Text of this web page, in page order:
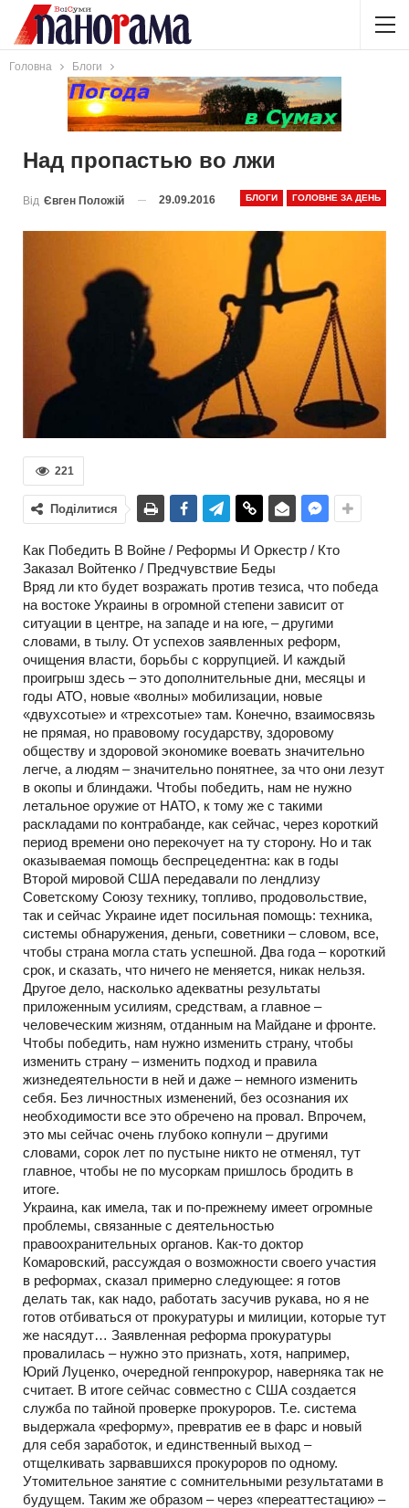
Головна Блоги
Над пропастью во лжи
БЛОГИ ГОЛОВНЕ ЗА ДЕНЬ
Від Євген Положій 29.09.2016
221
Поділитися
Как Победить В Войне / Реформы И Оркестр / Кто
Заказал Войтенко / Предчувствие Беды
Вряд ли кто будет возражать против тезиса, что победа
на востоке Украины в огромной степени зависит от
ситуации в центре, на западе и на юге, – другими
словами, в тылу. От успехов заявленных реформ,
очищения власти, борьбы с коррупцией. И каждый
проигрыш здесь – это дополнительные дни, месяцы и
годы АТО, новые «волны» мобилизации, новые
«двухсотые» и «трехсотые» там. Конечно, взаимосвязь
не прямая, но правовому государству, здоровому
обществу и здоровой экономике воевать значительно
легче, а людям – значительно понятнее, за что они лезут
в окопы и блиндажи. Чтобы победить, нам не нужно
летальное оружие от НАТО, к тому же с такими
раскладами по контрабанде, как сейчас, через короткий
период времени оно перекочует на ту сторону. Но и так
оказываемая помощь беспрецедентна: как в годы
Второй мировой США передавали по лендлизу
Советскому Союзу технику, топливо, продовольствие,
так и сейчас Украине идет посильная помощь: техника,
системы обнаружения, деньги, советники – словом, все,
чтобы страна могла стать успешной. Два года – короткий
срок, и сказать, что ничего не меняется, никак нельзя.
Другое дело, насколько адекватны результаты
приложенным усилиям, средствам, а главное –
человеческим жизням, отданным на Майдане и фронте.
Чтобы победить, нам нужно изменить страну, чтобы
изменить страну – изменить подход и правила
жизнедеятельности в ней и даже – немного изменить
себя. Без личностных изменений, без осознания их
необходимости все это обречено на провал. Впрочем,
это мы сейчас очень глубоко копнули – другими
словами, сорок лет по пустыне никто не отменял, тут
главное, чтобы не по мусоркам пришлось бродить в
итоге.
Украина, как имела, так и по-прежнему имеет огромные
проблемы, связанные с деятельностью
правоохранительных органов. Как-то доктор
Комаровский, рассуждая о возможности своего участия
в реформах, сказал примерно следующее: я готов
делать так, как надо, работать засучив рукава, но я не
готов отбиваться от прокуратуры и милиции, которые тут
же насядут… Заявленная реформа прокуратуры
провалилась – нужно это признать, хотя, например,
Юрий Луценко, очередной генпрокурор, наверняка так не
считает. В итоге сейчас совместно с США создается
служба по тайной проверке прокуроров. Т.е. система
выдержала «реформу», превратив ее в фарс и новый
для себя заработок, и единственный выход –
отщелкивать зарвавшихся прокуроров по одному.
Утомительное занятие с сомнительными результатами в
будущем. Таким же образом – через «переаттестацию» –